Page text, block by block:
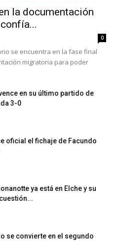
la documentación
0
se encuentra en la fase final
migratoria para poder
en su último partido de
3-0
oficial el fichaje de Facundo
ya está en Elche y su
se convierte en el segundo